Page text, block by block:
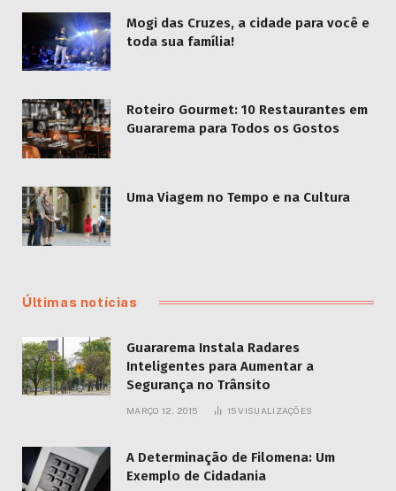
Mogi das Cruzes, a cidade para você e
toda sua família!
Roteiro Gourmet: 10 Restaurantes em
Guararema para Todos os Gostos
Uma Viagem no Tempo e na Cultura
Últimas notícias
Guararema Instala Radares
Inteligentes para Aumentar a
Segurança no Trânsito
MARÇO 12, 2015 15VISUALIZAÇÕES
A Determinação de Filomena: Um
Exemplo de Cidadania